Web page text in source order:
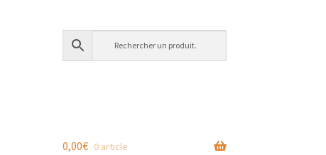
0,00€ 0 article